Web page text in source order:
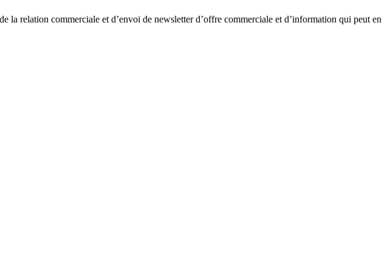
la relation commerciale et d’envoi de newsletter d’offre commerciale et d’information qui peut en